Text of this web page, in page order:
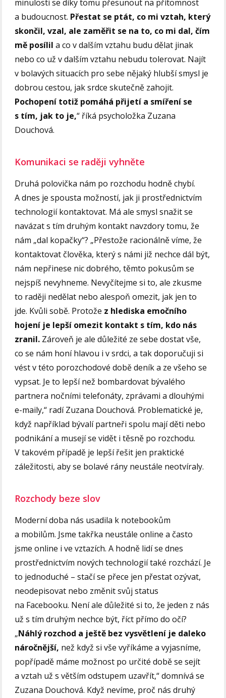
minulosti se díky tomu přesunout na přítomnost
a budoucnost. Přestat se ptát, co mi vztah, který
skončil, vzal, ale zaměřit se na to, co mi dal, čím
mě posílil a co v dalším vztahu budu dělat jinak
nebo co už v dalším vztahu nebudu tolerovat. Najít
v bolavých situacích pro sebe nějaký hlubší smysl je
dobrou cestou, jak srdce skutečně zahojit.
Pochopení totiž pomáhá přijetí a smíření se
s tím, jak to je,“ říká psycholožka Zuzana
Douchová.
Komunikaci se raději vyhněte
Druhá polovička nám po rozchodu hodně chybí.
A dnes je spousta možností, jak ji prostřednictvím
technologií kontaktovat. Má ale smysl snažit se
navázat s tím druhým kontakt navzdory tomu, že
nám „dal kopačky“? „Přestože racionálně víme, že
kontaktovat člověka, který s námi již nechce dál být,
nám nepřinese nic dobrého, těmto pokusům se
nejspíš nevyhneme. Nevyčítejme si to, ale zkusme
to raději nedělat nebo alespoň omezit, jak jen to
jde. Kvůli sobě. Protože z hlediska emočního
hojení je lepší omezit kontakt s tím, kdo nás
zranil. Zároveň je ale důležité ze sebe dostat vše,
co se nám honí hlavou i v srdci, a tak doporučuji si
vést v této porozchodové době deník a ze všeho se
vypsat. Je to lepší než bombardovat bývalého
partnera nočními telefonáty, zprávami a dlouhými
e-maily,“ radí Zuzana Douchová. Problematické je,
když například bývalí partneři spolu mají děti nebo
podnikání a musejí se vidět i těsně po rozchodu.
V takovém případě je lepší řešit jen praktické
záležitosti, aby se bolavé rány neustále neotvíraly.
Rozchody beze slov
Moderní doba nás usadila k notebookům
a mobilům. Jsme takřka neustále online a často
jsme online i ve vztazích. A hodně lidí se dnes
prostřednictvím nových technologií také rozchází. Je
to jednoduché – stačí se přece jen přestat ozývat,
neodepisovat nebo změnit svůj status
na Facebooku. Není ale důležité si to, že jeden z nás
už s tím druhým nechce být, říct přímo do očí?
„Náhlý rozchod a ještě bez vysvětlení je daleko
náročnější, než když si vše vyříkáme a vyjasníme,
popřípadě máme možnost po určité době se sejít
a vztah už s větším odstupem uzavřít,“ domnívá se
Zuzana Douchová. Když nevíme, proč nás druhý